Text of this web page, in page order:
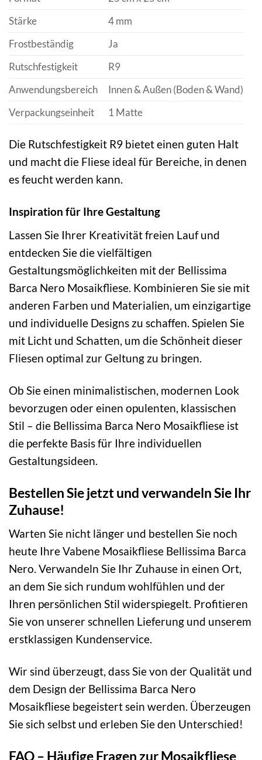
Stärke
4 mm
Frostbeständig
Ja
Rutschfestigkeit
R9
Anwendungsbereich
Innen & Außen (Boden & Wand)
Verpackungseinheit
1 Matte
Die Rutschfestigkeit R9 bietet einen guten Halt
und macht die Fliese ideal für Bereiche, in denen
es feucht werden kann.
Inspiration für Ihre Gestaltung
Lassen Sie Ihrer Kreativität freien Lauf und
entdecken Sie die vielfältigen
Gestaltungsmöglichkeiten mit der Bellissima
Barca Nero Mosaikfliese. Kombinieren Sie sie mit
anderen Farben und Materialien, um einzigartige
und individuelle Designs zu schaffen. Spielen Sie
mit Licht und Schatten, um die Schönheit dieser
Fliesen optimal zur Geltung zu bringen.
Ob Sie einen minimalistischen, modernen Look
bevorzugen oder einen opulenten, klassischen
Stil – die Bellissima Barca Nero Mosaikfliese ist
die perfekte Basis für Ihre individuellen
Gestaltungsideen.
Bestellen Sie jetzt und verwandeln Sie Ihr
Zuhause!
Warten Sie nicht länger und bestellen Sie noch
heute Ihre Vabene Mosaikfliese Bellissima Barca
Nero. Verwandeln Sie Ihr Zuhause in einen Ort,
an dem Sie sich rundum wohlfühlen und der
Ihren persönlichen Stil widerspiegelt. Profitieren
Sie von unserer schnellen Lieferung und unserem
erstklassigen Kundenservice.
Wir sind überzeugt, dass Sie von der Qualität und
dem Design der Bellissima Barca Nero
Mosaikfliese begeistert sein werden. Überzeugen
Sie sich selbst und erleben Sie den Unterschied!
FAQ – Häufige Fragen zur Mosaikfliese